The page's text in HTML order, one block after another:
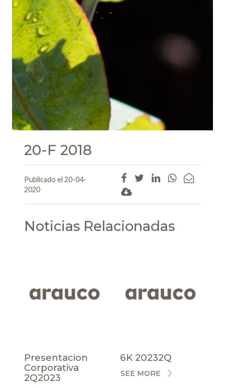
20-F 2018
Publicado el 20-04-
2020
Noticias Relacionadas
Presentacion
Corporativa
2Q2023
6K 20232Q
SEE MORE